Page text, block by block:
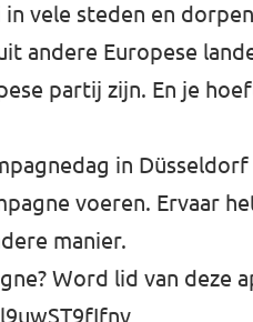
vele steden en
andere Europese
partij zijn. En je
in
voeren. Ervaar
manier.
Word lid van deze